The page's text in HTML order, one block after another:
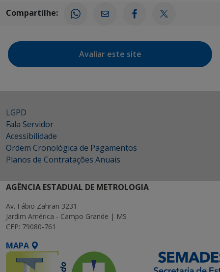
Compartilhe:
Avaliar este site
LGPD
Fala Servidor
Acessibilidade
Ordem Cronológica de Pagamentos
Planos de Contratações Anuais
AGÊNCIA ESTADUAL DE METROLOGIA
Av. Fábio Zahran 3231
Jardim América - Campo Grande | MS
CEP: 79080-761
MAPA